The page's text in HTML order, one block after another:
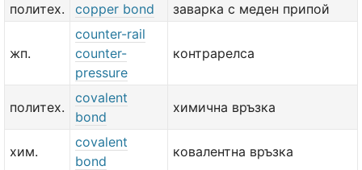
политех.
copper bond заварка с меден припой
жп.
counter-rail
counter-
pressure
контрарелса
политех.
covalent
bond
химична връзка
хим.
covalent
bond
ковалентна връзка